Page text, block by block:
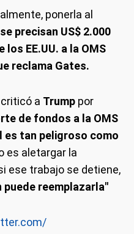
ponerla al
se precisan US$ 2.000
EE.UU. a la OMS
reclama Gates.
criticó a Trump por
de fondos a la OMS
es tan peligroso como
es aletargar la
ese trabajo se detiene,
reemplazarla"